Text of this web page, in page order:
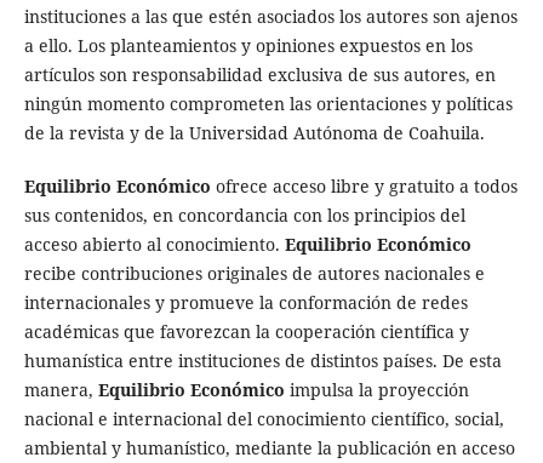
instituciones a las que estén asociados los autores son ajenos
a ello. Los planteamientos y opiniones expuestos en los
artículos son responsabilidad exclusiva de sus autores, en
ningún momento comprometen las orientaciones y políticas
de la revista y de la Universidad Autónoma de Coahuila.
Equilibrio Económico ofrece acceso libre y gratuito a todos
sus contenidos, en concordancia con los principios del
acceso abierto al conocimiento. Equilibrio Económico
recibe contribuciones originales de autores nacionales e
internacionales y promueve la conformación de redes
académicas que favorezcan la cooperación científica y
humanística entre instituciones de distintos países. De esta
manera, Equilibrio Económico impulsa la proyección
nacional e internacional del conocimiento científico, social,
ambiental y humanístico, mediante la publicación en acceso